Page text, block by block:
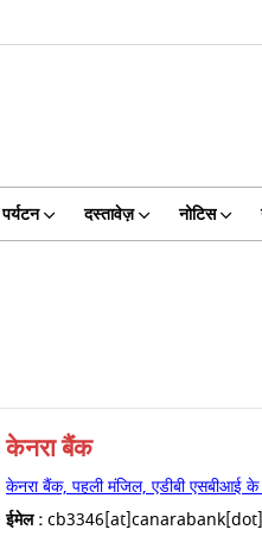
पर्यटन दस्तावेज़ नोटिस
केनरा बैंक
केनरा बैंक, पहली मंजिल, एडीबी एसबीआई
ईमेल :